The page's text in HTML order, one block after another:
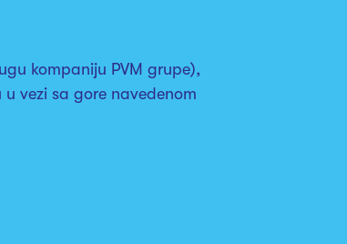
kompaniju PVM grupe),
vezi sa gore navedenom